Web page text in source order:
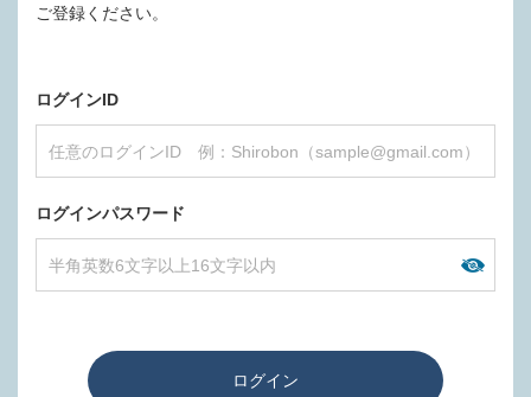
ご登録ください。
ログインID
ログインパスワード
ログイン